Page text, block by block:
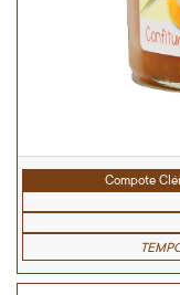
Compote